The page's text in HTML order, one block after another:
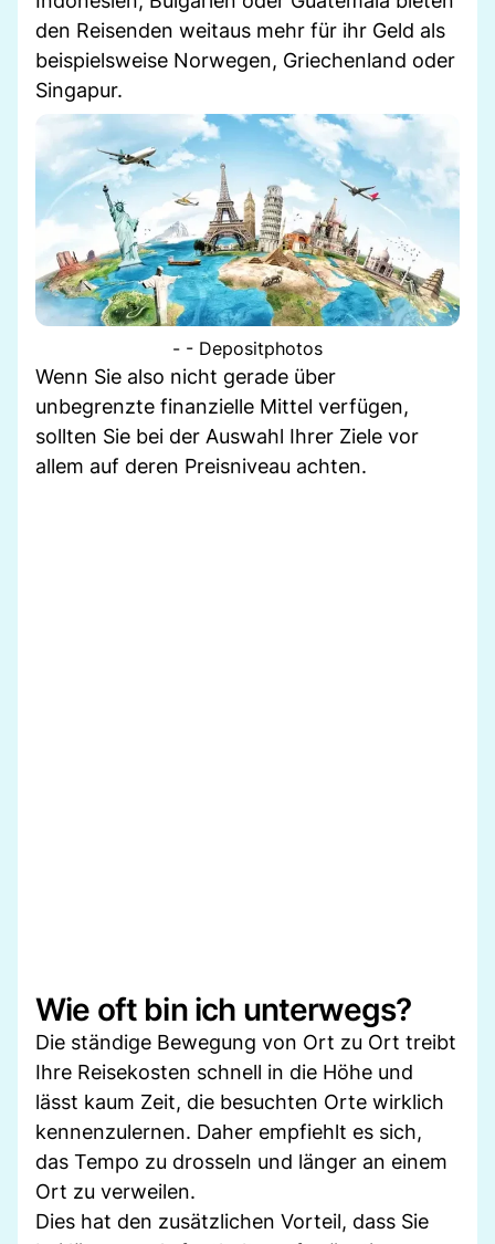
den Reisenden weitaus mehr für ihr Geld als
beispielsweise Norwegen, Griechenland oder
Singapur.
- - Depositphotos
Wenn Sie also nicht gerade über
unbegrenzte finanzielle Mittel verfügen,
sollten Sie bei der Auswahl Ihrer Ziele vor
allem auf deren Preisniveau achten.
Wie oft bin ich unterwegs?
Die ständige Bewegung von Ort zu Ort treibt
Ihre Reisekosten schnell in die Höhe und
lässt kaum Zeit, die besuchten Orte wirklich
kennenzulernen. Daher empfiehlt es sich,
das Tempo zu drosseln und länger an einem
Ort zu verweilen.
Dies hat den zusätzlichen Vorteil, dass Sie